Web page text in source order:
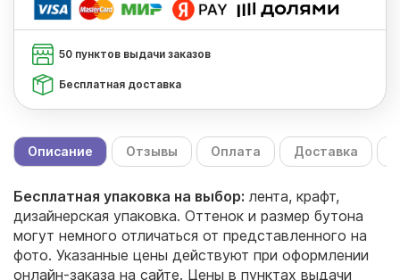
50 пунктов выдачи заказов
Бесплатная доставка
Описание Отзывы Оплата Доставка
Бесплатная упаковка на выбор: лента, крафт,
дизайнерская упаковка. Оттенок и размер бутона
могут немного отличаться от представленного на
фото. Указанные цены действуют при оформлении
онлайн-заказа на сайте. Цены в пунктах выдачи